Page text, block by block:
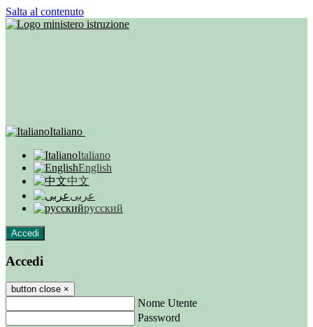
Salta al contenuto
Italiano
Italiano
English
中文
عربى
русский
Accedi
Accedi
button close ×
Nome Utente
Password